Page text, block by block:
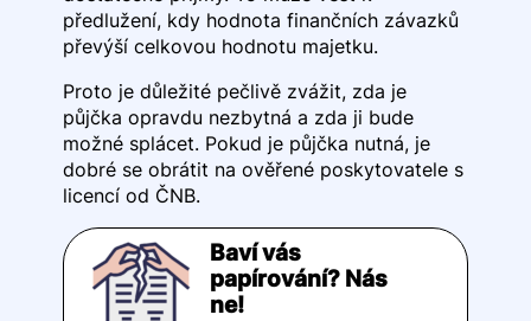
předlužení, kdy hodnota finančních závazků
převýší celkovou hodnotu majetku.
Proto je důležité pečlivě zvážit, zda je
půjčka opravdu nezbytná a zda ji bude
možné splácet. Pokud je půjčka nutná, je
dobré se obrátit na ověřené poskytovatele s
licencí od ČNB.
Baví vás
papírování? Nás
ne!